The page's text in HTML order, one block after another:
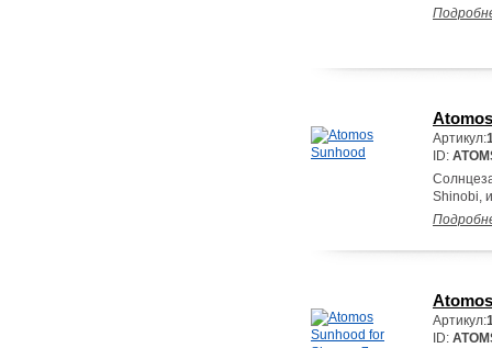
Артикул:
ID:
Shinobi,
Артикул:
ID: